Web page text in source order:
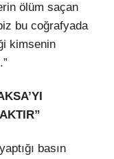
ölüm saçan
bu coğrafyada
kimsenin
basın